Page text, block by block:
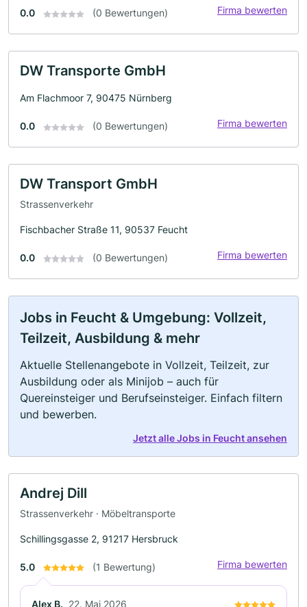
0.0 (0 Bewertungen) Firma bewerten
DW Transporte GmbH
Am Flachmoor 7, 90475 Nürnberg
0.0 (0 Bewertungen) Firma bewerten
DW Transport GmbH
Strassenverkehr
Fischbacher Straße 11, 90537 Feucht
0.0 (0 Bewertungen) Firma bewerten
Jobs in Feucht & Umgebung: Vollzeit,
Teilzeit, Ausbildung & mehr
Aktuelle Stellenangebote in Vollzeit, Teilzeit, zur
Ausbildung oder als Minijob – auch für
Quereinsteiger und Berufseinsteiger. Einfach filtern
und bewerben.
Jetzt alle Jobs in Feucht ansehen
Andrej Dill
Strassenverkehr · Möbeltransporte
Schillingsgasse 2, 91217 Hersbruck
5.0 (1 Bewertung) Firma bewerten
Alex B. 22. Mai 2026